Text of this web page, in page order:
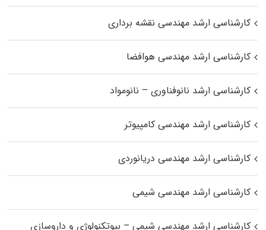
کارشناسی ارشد مهندسی نقشه برداری
کارشناسی ارشد مهندسی هوافضا
کارشناسی ارشد نانوفناوری – نانومواد
کارشناسی ارشد مهندسی کامپیوتر
کارشناسی ارشد مهندسی دریانوردی
کارشناسی ارشد مهندسی شیمی
کارشناسی ارشد مهندسی شیمی – بیوتکنولوژی و داروسازی